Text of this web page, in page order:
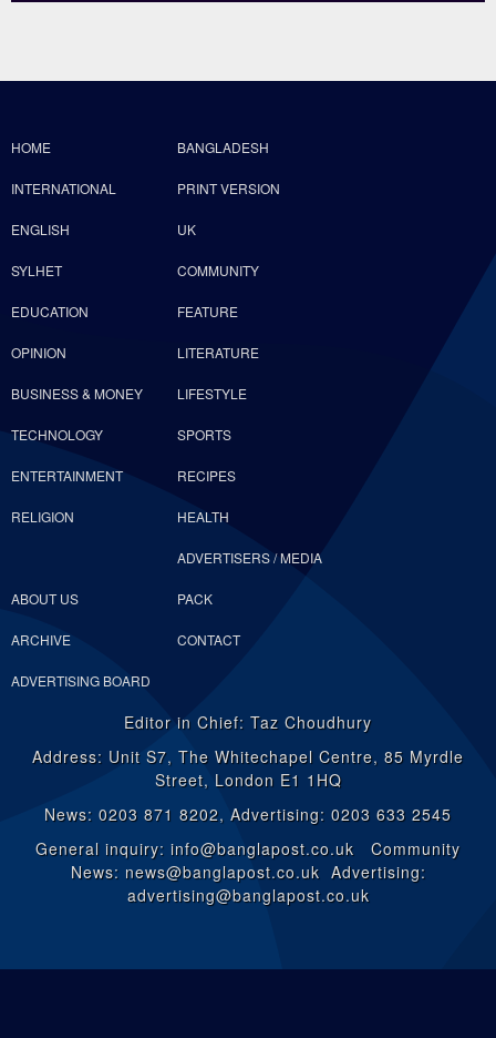
HOME BANGLADESH
INTERNATIONAL PRINT VERSION
ENGLISH UK
SYLHET COMMUNITY
EDUCATION FEATURE
OPINION LITERATURE
BUSINESS & MONEY LIFESTYLE
TECHNOLOGY SPORTS
ENTERTAINMENT RECIPES
RELIGION HEALTH
ABOUT US
ADVERTISERS / MEDIA
PACK
ARCHIVE CONTACT
ADVERTISING BOARD
Editor in Chief: Taz Choudhury
Address: Unit S7, The Whitechapel Centre, 85 Myrdle
Street, London E1 1HQ
News: 0203 871 8202, Advertising: 0203 633 2545
General inquiry: info@banglapost.co.uk Community
News: news@banglapost.co.uk Advertising:
advertising@banglapost.co.uk